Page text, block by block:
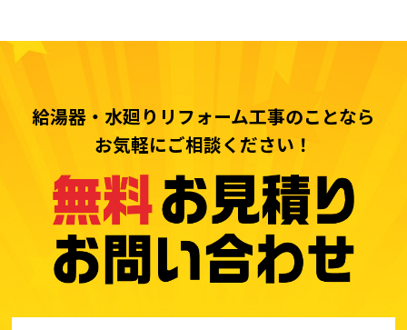
給湯器・水廻りリフォーム工事のことなら
お気軽にご相談ください！